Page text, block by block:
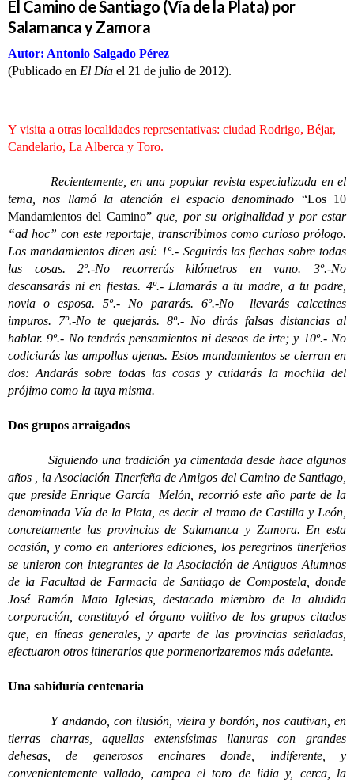
El Camino de Santiago (Vía de la Plata) por
Salamanca y Zamora
Autor: Antonio Salgado Pérez
(Publicado en El Día el 21 de julio de 2012).
Y visita a otras localidades representativas: ciudad Rodrigo, Béjar,
Candelario, La Alberca y Toro.
Recientemente, en una popular revista especializada en el
tema, nos llamó la atención el espacio denominado “Los 10
Mandamientos del Camino”que, por su originalidad y por estar
“ad hoc” con este reportaje, transcribimos como curioso prólogo.
Los mandamientos dicen así: 1º.- Seguirás las flechas sobre todas
las cosas. 2º.-No recorrerás kilómetros en vano. 3º.-No
descansarás ni en fiestas. 4º.- Llamarás a tu madre, a tu padre,
novia o esposa. 5º.- No pararás. 6º.-No llevarás calcetines
impuros. 7º.-No te quejarás. 8º.- No dirás falsas distancias al
hablar. 9º.- No tendrás pensamientos ni deseos de irte; y 10º.- No
codiciarás las ampollas ajenas. Estos mandamientos se cierran en
dos: Andarás sobre todas las cosas y cuidarás la mochila del
prójimo como la tuya misma.
Dos grupos arraigados
Siguiendo una tradición ya cimentada desde hace algunos
años , la Asociación Tinerfeña de Amigos del Camino de Santiago,
que preside Enrique García Melón, recorrió este año parte de la
denominada Vía de la Plata, es decir el tramo de Castilla y León,
concretamente las provincias de Salamanca y Zamora. En esta
ocasión, y como en anteriores ediciones, los peregrinos tinerfeños
se unieron con integrantes de la Asociación de Antiguos Alumnos
de la Facultad de Farmacia de Santiago de Compostela, donde
José Ramón Mato Iglesias, destacado miembro de la aludida
corporación, constituyó el órgano volitivo de los grupos citados
que, en líneas generales, y aparte de las provincias señaladas,
efectuaron otros itinerarios que pormenorizaremos más adelante.
Una sabiduría centenaria
Y andando, con ilusión, vieira y bordón, nos cautivan, en
tierras charras, aquellas extensísimas llanuras con grandes
dehesas, de generosos encinares donde, indiferente, y
convenientemente vallado, campea el toro de lidia y, cerca, la